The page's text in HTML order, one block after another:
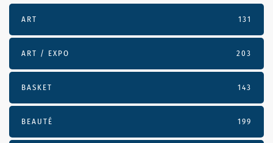
ART 131
ART / EXPO 203
BASKET 143
BEAUTÉ 199